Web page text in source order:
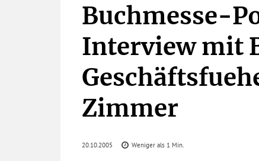
Buchmesse-
Interview mit
Zimmer
20.10.2005 Weniger als 1 Min.